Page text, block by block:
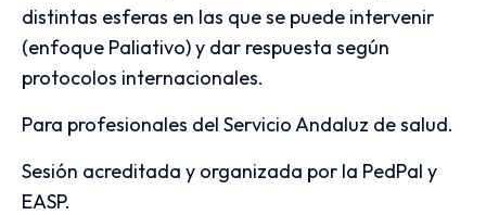
distintas esferas en las que se puede intervenir
(enfoque Paliativo) y dar respuesta según
protocolos internacionales.
Para profesionales del Servicio Andaluz de salud.
Sesión acreditada y organizada por la PedPal y
EASP.